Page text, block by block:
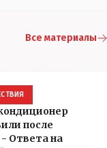
Все материалы
после
Ответа на